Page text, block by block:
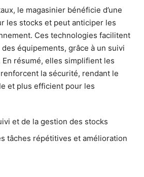
le magasinier bénéficie d’une
les stocks et peut anticiper les
Ces technologies facilitent
équipements, grâce à un suivi
résumé, elles simplifient les
la sécurité, rendant le
et plus efficient pour les
et de la gestion des stocks
tâches répétitives et amélioration